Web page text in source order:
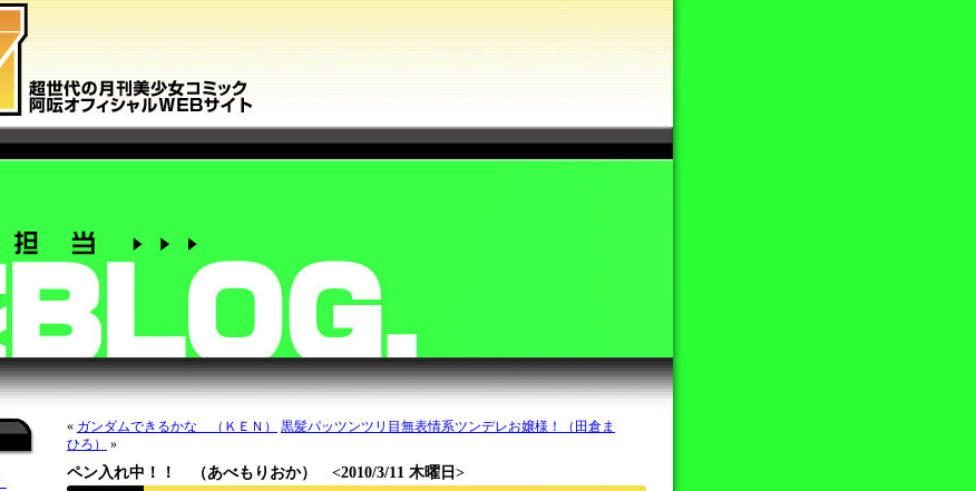
« ガンダムできるかな （ＫＥＮ）
黒髪パッツンツリ目無表情系ツンデレお嬢様！（田倉ま
ひろ）
»
ペン入れ中！！ （あべもりおか） <2010/3/11 木曜日>